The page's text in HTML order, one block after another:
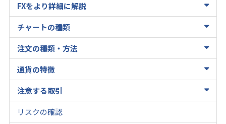
FXをより詳細に解説
チャートの種類
注文の種類・方法
通貨の特徴
注意する取引
リスクの確認